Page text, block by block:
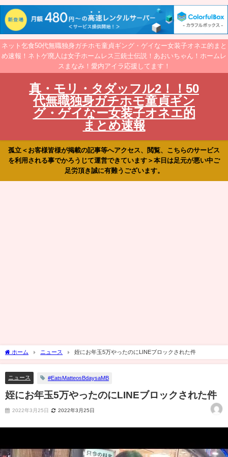
ネット乞食50代無職独身ガチホモ童貞ギング・ゲイなー女装子オネエ的まと
め速報！ネトゲ廃人は女子ホームレス三銃士伝説！あおいちゃん！ホームレ
スまなみ！愛内アイラ応援してます！
真・モリ・タダッフル2！！50
代無職独身ガチホモ童貞ギン
グ・ゲイなー女装子オネエ的
まとめ速報
孤立＜お客様皆様が掲載の記事等へアクセス、閲覧、こちらのサービス
を利用される事でかろうじて運営できています＞本日は足元が悪い中ご
足労頂き誠に有難うございます。
ホーム ニュース 姪にお年玉5万やったのにLINEブロックされた件
ニュース #EatsMatteosBdaysaMB
姪にお年玉5万やったのにLINEブロックされた件
2022年3月25日 2022年3月25日